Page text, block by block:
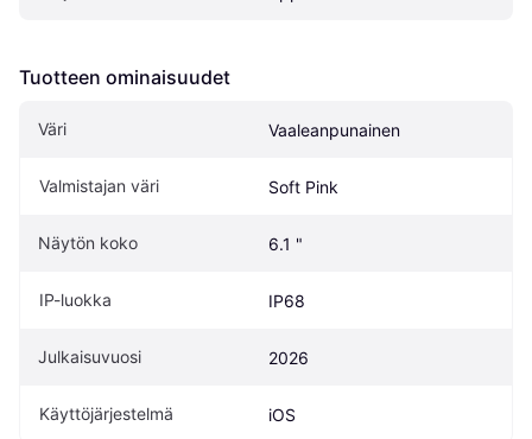
Tuotteen ominaisuudet
Väri Vaaleanpunainen
Valmistajan väri Soft Pink
Näytön koko 6.1 "
IP-luokka IP68
Julkaisuvuosi 2026
Käyttöjärjestelmä iOS